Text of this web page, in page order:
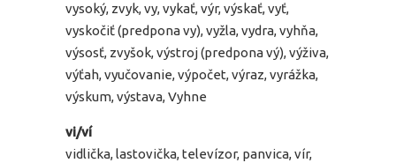
vysoký, zvyk, vy, vykať, výr, výskať, vyť,
vyskočiť (predpona vy), vyžla, vydra, vyhňa,
výsosť, zvyšok, výstroj (predpona vý), výživa,
výťah, vyučovanie, výpočet, výraz, vyrážka,
výskum, výstava, Vyhne
vi/ví
vidlička, lastovička, televízor, panvica, vír,